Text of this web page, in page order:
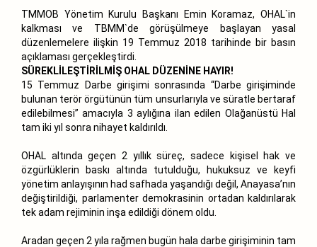
TMMOB Yönetim Kurulu Başkanı Emin Koramaz, OHAL`in
kalkması ve TBMM`de görüşülmeye başlayan yasal
düzenlemelere ilişkin 19 Temmuz 2018 tarihinde bir basın
açıklaması gerçekleştirdi.
SÜREKLİLEŞTİRİLMİŞ OHAL DÜZENİNE HAYIR!
15 Temmuz Darbe girişimi sonrasında “Darbe girişiminde
bulunan terör örgütünün tüm unsurlarıyla ve süratle bertaraf
edilebilmesi” amacıyla 3 aylığına ilan edilen Olağanüstü Hal
tam iki yıl sonra nihayet kaldırıldı.
OHAL altında geçen 2 yıllık süreç, sadece kişisel hak ve
özgürlüklerin baskı altında tutulduğu, hukuksuz ve keyfi
yönetim anlayışının had safhada yaşandığı değil, Anayasa’nın
değiştirildiği, parlamenter demokrasinin ortadan kaldırılarak
tek adam rejiminin inşa edildiği dönem oldu.
Aradan geçen 2 yıla rağmen bugün hala darbe girişiminin tam